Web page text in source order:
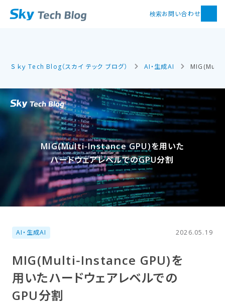
検索お問い合わせ
Ｓｋｙ Tech Blog（スカイ テック ブログ） AI・生成AI
MIG(Multi‑Instance GPU)を​用いた​
ハードウェアレベルでの​GPU分割
AI・生成AI 2026.05.19
MIG(Multi‑Instance GPU)を​
用いた​ハードウェアレベルでの​
GPU分割